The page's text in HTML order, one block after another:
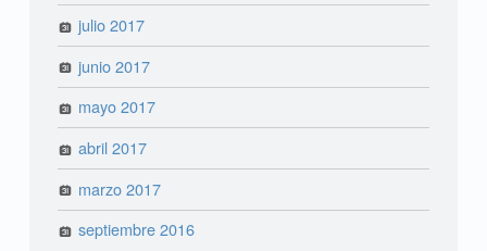
julio 2017
junio 2017
mayo 2017
abril 2017
marzo 2017
septiembre 2016